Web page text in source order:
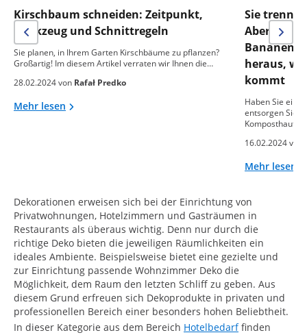
Kirschbaum schneiden: Zeitpunkt,
Werkzeug und Schnittregeln
Sie planen, in Ihrem Garten Kirschbäume zu pflanzen?
Großartig! Im diesem Artikel verraten wir Ihnen die…
28.02.2024 von Rafał Predko
Mehr lesen
Sie
Aber was
heraus,
kommt
Haben Sie
entsorgen Sie
16.02.2024 von
Mehr lesen
Dekorationen erweisen sich bei der Einrichtung von
Privatwohnungen, Hotelzimmern und Gasträumen in
Restaurants als überaus wichtig. Denn nur durch die
richtige Deko bieten die jeweiligen Räumlichkeiten ein
ideales Ambiente. Beispielsweise bietet eine gezielte und
zur Einrichtung passende Wohnzimmer Deko die
Möglichkeit, dem Raum den letzten Schliff zu geben. Aus
diesem Grund erfreuen sich Dekoprodukte in privaten und
professionellen Bereich einer besonders hohen Beliebtheit.
In dieser Kategorie aus dem Bereich Hotelbedarffinden